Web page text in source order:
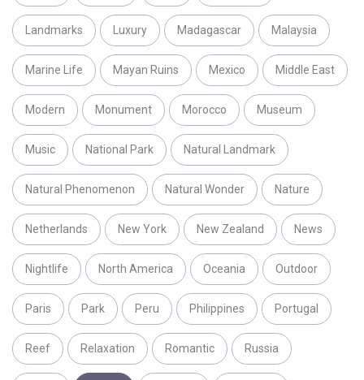
Landmarks Luxury Madagascar Malaysia
Marine Life Mayan Ruins Mexico Middle East
Modern Monument Morocco Museum
Music National Park Natural Landmark
Natural Phenomenon Natural Wonder Nature
Netherlands New York New Zealand News
Nightlife North America Oceania Outdoor
Paris Park Peru Philippines Portugal
Reef Relaxation Romantic Russia